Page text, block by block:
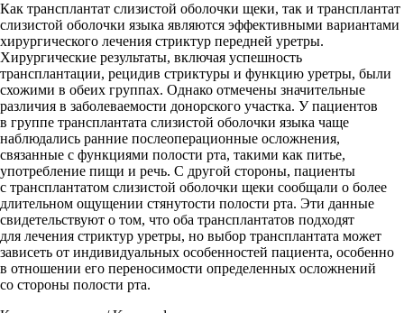
Как трансплантат слизистой оболочки щеки, так и трансплантат
слизистой оболочки языка являются эффективными вариантами
хирургического лечения стриктур передней уретры.
Хирургические результаты, включая успешность
трансплантации, рецидив стриктуры и функцию уретры, были
схожими в обеих группах. Однако отмечены значительные
различия в заболеваемости донорского участка. У пациентов
в группе трансплантата слизистой оболочки языка чаще
наблюдались ранние послеоперационные осложнения,
связанные с функциями полости рта, такими как питье,
употребление пищи и речь. С другой стороны, пациенты
с трансплантатом слизистой оболочки щеки сообщали о более
длительном ощущении стянутости полости рта. Эти данные
свидетельствуют о том, что оба трансплантатов подходят
для лечения стриктур уретры, но выбор трансплантата может
зависеть от индивидуальных особенностей пациента, особенно
в отношении его переносимости определенных осложнений
со стороны полости рта.